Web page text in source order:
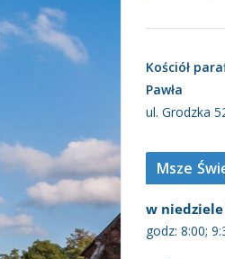
Kościół
Pawła
ul. Grodzka
Msze
w
godz: 8:00;